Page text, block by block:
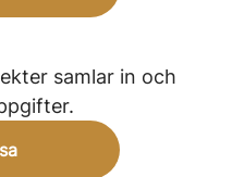
samlar in och